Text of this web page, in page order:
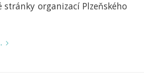
stránky organizací Plzeňského